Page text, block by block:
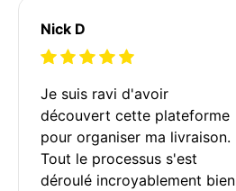
Nick D
Je suis ravi d'avoir
découvert cette plateforme
pour organiser ma livraison.
Tout le processus s'est
déroulé incroyablement bien